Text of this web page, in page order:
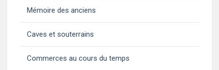
Mémoire des anciens
Caves et souterrains
Commerces au cours du temps